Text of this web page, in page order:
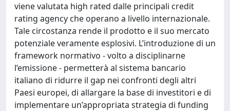
viene valutata high rated dalle principali credit
rating agency che operano a livello internazionale.
Tale circostanza rende il prodotto e il suo mercato
potenziale veramente esplosivi. L’introduzione di un
framework normativo - volto a disciplinarne
l’emissione - permetterà al sistema bancario
italiano di ridurre il gap nei confronti degli altri
Paesi europei, di allargare la base di investitori e di
implementare un’appropriata strategia di funding